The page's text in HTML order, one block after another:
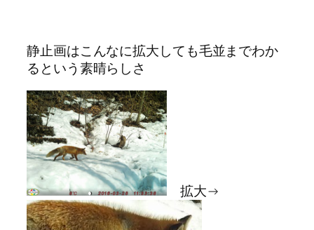
静止画はこんなに拡大しても毛並までわか
るという素晴らしさ
拡大→